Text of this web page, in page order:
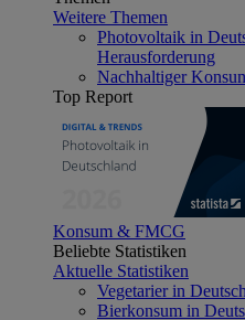
Weitere Themen
Photovoltaik in
Herausforderung
Nachhaltiger
Top Report
Konsum & FMCG
Beliebte Statistiken
Aktuelle Statistiken
Vegetarier in
Bierkonsum in